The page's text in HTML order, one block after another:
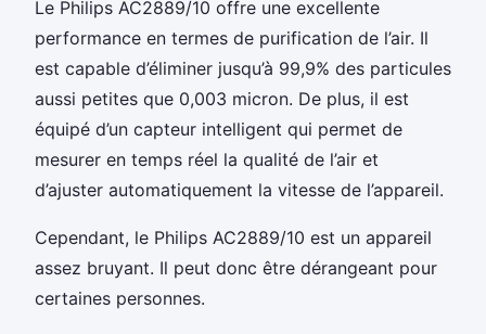
Le Philips AC2889/10 offre une excellente
performance en termes de purification de l’air. Il
est capable d’éliminer jusqu’à 99,9% des particules
aussi petites que 0,003 micron. De plus, il est
équipé d’un capteur intelligent qui permet de
mesurer en temps réel la qualité de l’air et
d’ajuster automatiquement la vitesse de l’appareil.
Cependant, le Philips AC2889/10 est un appareil
assez bruyant. Il peut donc être dérangeant pour
certaines personnes.